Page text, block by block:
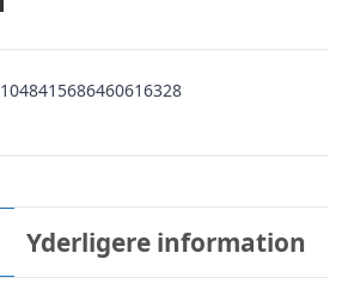
1048415686460616328
Yderligere information